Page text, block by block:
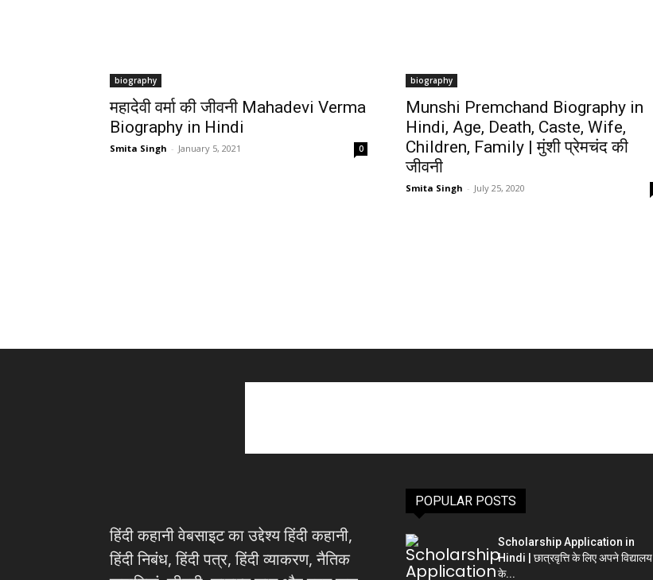
biography
महादेवी वर्मा की जीवनी Mahadevi Verma
Biography in Hindi
Smita Singh - January 5, 2021 0
biography
Munshi Premchand Biography in
Hindi, Age, Death, Caste, Wife,
Children, Family | मुंशी प्रेमचंद की
जीवनी
Smita Singh - July 25, 2020
हिंदी कहानी वेबसाइट का उद्देश्य हिंदी कहानी,
हिंदी निबंध, हिंदी पत्र, हिंदी व्याकरण, नैतिक
POPULAR POSTS
Scholarship Application in
Hindi | छात्रवृत्ति के लिए अपने विद्यालय
के...